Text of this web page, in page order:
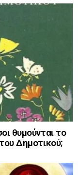
θυμούνται το
Δημοτικού;